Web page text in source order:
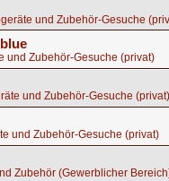
und Zubehör-Gesuche
und Zubehör-Gesuche (privat)
und Zubehör-Gesuche (privat)
und Zubehör-Gesuche (privat)
Zubehör (Gewerblicher